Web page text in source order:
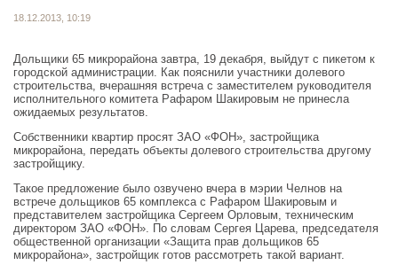
18.12.2013, 10:19
Дольщики 65 микрорайона завтра, 19 декабря, выйдут с пикетом к
городской администрации. Как пояснили участники долевого
строительства, вчерашняя встреча с заместителем руководителя
исполнительного комитета Рафаром Шакировым не принесла
ожидаемых результатов.
Собственники квартир просят ЗАО «ФОН», застройщика
микрорайона, передать объекты долевого строительства другому
застройщику.
Такое предложение было озвучено вчера в мэрии Челнов на
встрече дольщиков 65 комплекса с Рафаром Шакировым и
представителем застройщика Сергеем Орловым, техническим
директором ЗАО «ФОН». По словам Сергея Царева, председателя
общественной организации «Защита прав дольщиков 65
микрорайона», застройщик готов рассмотреть такой вариант.